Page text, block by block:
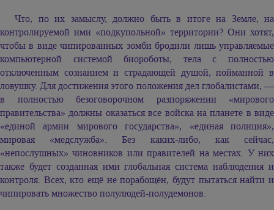
Что, по их замыслу, должно быть в итоге на Земле, на
контролируемой ими «подкупольной» территории? Они хотят,
чтобы в виде чипированных зомби бродили лишь управляемые
компьютерной системой биороботы, тела с полностью
отключенным сознанием и страдающей душой, пойманной в
ловушку. Для достижения этого положения дел глобалистами, —
в полностью безоговорочном разпоряжении «мирового
правительства» должны оказаться все войска на планете в виде
«единой армии мирового государства», «единая полиция»,
мировая «медслужба». Без каких-либо, как сейчас,
«непослушных» чиновников или правителей на местах. У них
также будет созданная ими глобальная система наблюдения и
контроля. Всех, кто ещё не порабощён, будут пытаться найти и
чипировать множество полулюдей-полудемонов.